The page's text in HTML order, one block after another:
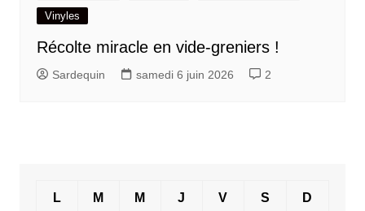
Vinyles
Récolte miracle en vide-greniers !
Sardequin samedi 6 juin 2026 2
L M M J V S D